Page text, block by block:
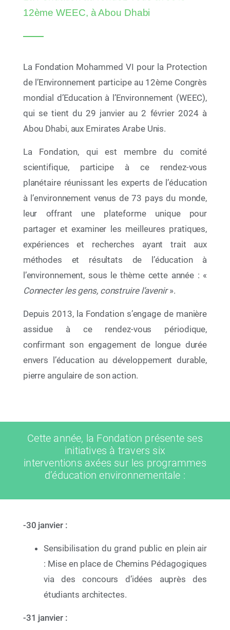
10 Juil 2026
AYCH Demo Day 2026 : la jeunesse africaine sur
la voie de 2030
« Racines et Horizons » La Fondation
à portée nationale, La Fondation Mohammed VI
pour la Protection de l’Environnement célèbre la
12ème WEEC, à Abou Dhabi
La Fondation Mohammed VI pour la Protection
de l’Environnement participe au 12èmeCongrès
mondial d’Education à l’Environnement (WEEC),
qui se tient du 29 janvier au 2 février 2024 à
Abou Dhabi, aux Emirates Arabe Unis.
La Fondation, qui est membre du comité
scientifique, participe à ce rendez-vous
planétaire réunissant les experts de l’éducation
à l’environnement venus de 73 pays du monde,
leur offrant une plateforme unique pour
partager et examiner les meilleures pratiques,
expériences et recherches ayant trait aux
méthodes et résultats de l’éducation à
l’environnement, sous le thème cette année : «
Connecter les gens, construire l’avenir».
Depuis 2013, la Fondation s’engage de manière
assidue à ce rendez-vous périodique,
confirmant son engagement de longue durée
envers l’éducation au développement durable,
pierre angulaire de son action.
Cette année, la Fondation présente ses
initiatives à travers six
interventions axées sur les programmes
d’éducation environnementale :
-30 janvier :
Sensibilisation du grand public en plein air
: Mise en place de Chemins Pédagogiques
via des concours d’idées auprès des
étudiants architectes.
-31 janvier :